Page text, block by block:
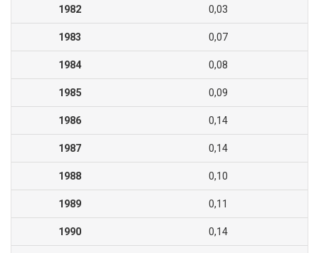
1982 0,03
1983 0,07
1984 0,08
1985 0,09
1986 0,14
1987 0,14
1988 0,10
1989 0,11
1990 0,14